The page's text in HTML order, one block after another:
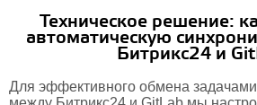
Техническое решение:
автоматическую
Битрикс24 и
Для эффективного обмена